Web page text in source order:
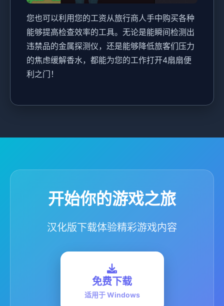
您也可以利用您的工资从旅行商人手中购买各种
能够提高检查效率的工具。无论是能瞬间检测出
违禁品的金属探测仪，还是能够降低旅客们压力
的焦虑缓解香水，都能为您的工作打开4扇扇便
利之门！
开始你的游戏之旅
汉化版下载体验精彩游戏内容
免费下载
适用于 Windows